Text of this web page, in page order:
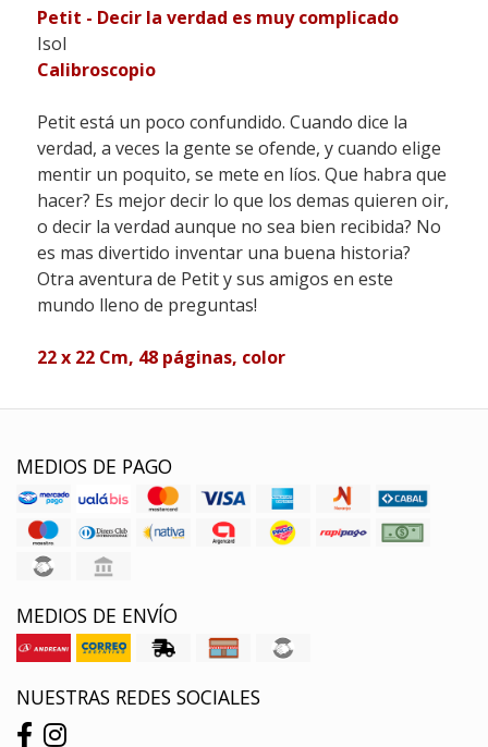
Petit - Decir la verdad es muy complicado
Isol
Calibroscopio
Petit está un poco confundido. Cuando dice la
verdad, a veces la gente se ofende, y cuando elige
mentir un poquito, se mete en líos. Que habra que
hacer? Es mejor decir lo que los demas quieren oir,
o decir la verdad aunque no sea bien recibida? No
es mas divertido inventar una buena historia?
Otra aventura de Petit y sus amigos en este
mundo lleno de preguntas!
22 x 22 Cm, 48 páginas, color
MEDIOS DE PAGO
MEDIOS DE ENVÍO
NUESTRAS REDES SOCIALES